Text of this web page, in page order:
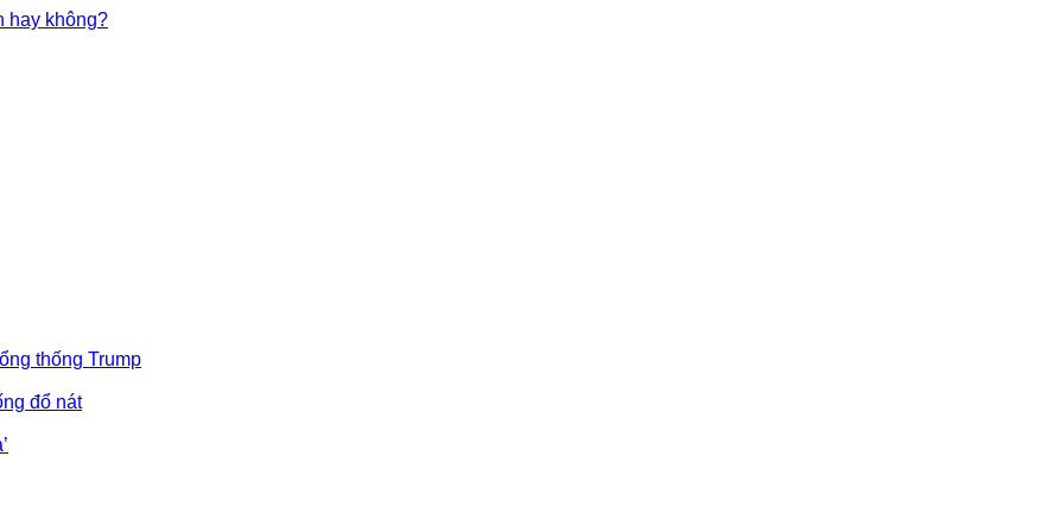
hay không?
thống Trump
đổ nát